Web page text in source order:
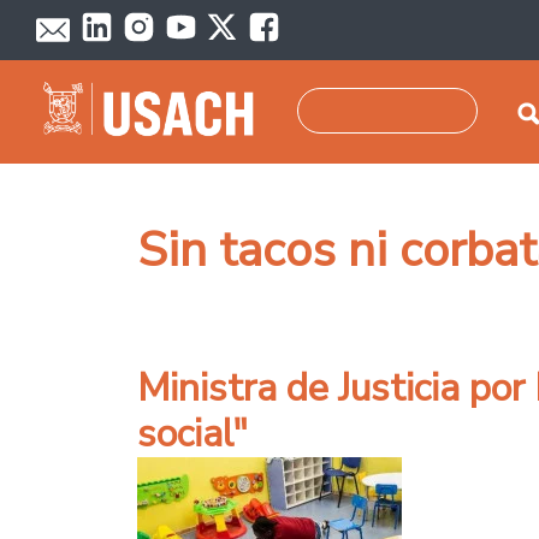
Pasar al contenido principal
Sin tacos ni
Ministra de Justicia por
social"